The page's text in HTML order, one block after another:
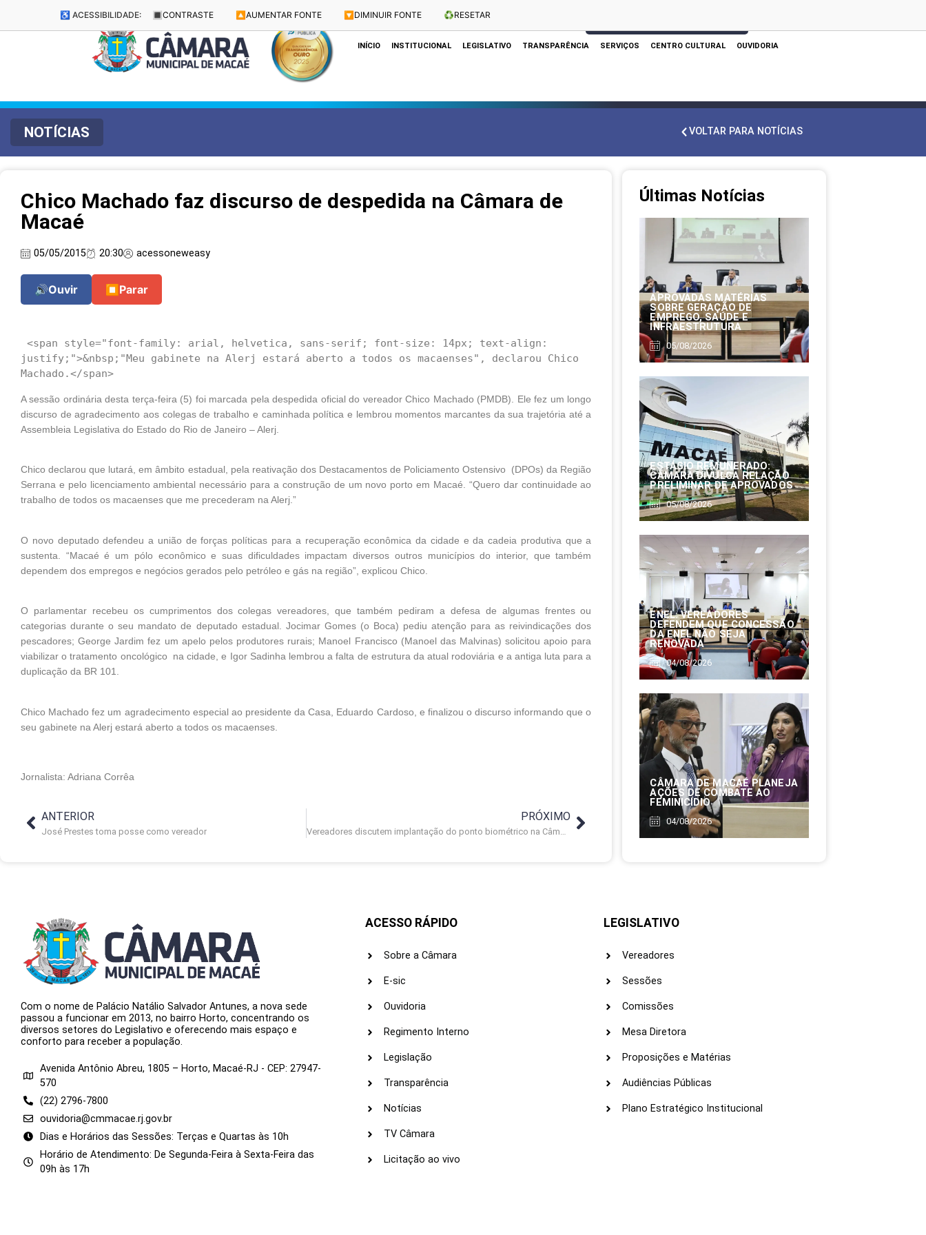
♿ ACESSIBILIDADE: 🔳 CONTRASTE 🔼 AUMENTAR FONTE 🔽 DIMINUIR FONTE ♻️RESETAR
Dias e Horários das Sessões: Terças e Quartas às 10h
INÍCIO INSTITUCIONAL LEGISLATIVO TRANSPARÊNCIA SERVIÇOS CENTRO CULTURAL OUVIDORIA
NOTÍCIAS VOLTAR PARA NOTÍCIAS
Chico Machado faz discurso de despedida na Câmara de
Macaé
05/05/2015 20:30 acessoneweasy
🔊Ouvir ⏹ Parar
justify;">&nbsp;"Meu gabinete na Alerj estará aberto a todos os macaenses", declarou Chico
A sessão ordinária desta terça-feira (5) foi marcada pela despedida oficial do vereador Chico Machado (PMDB). Ele fez um longo
discurso de agradecimento aos colegas de trabalho e caminhada política e lembrou momentos marcantes da sua trajetória até a
Assembleia Legislativa do Estado do Rio de Janeiro – Alerj.
Chico declarou que lutará, em âmbito estadual, pela reativação dos Destacamentos de Policiamento Ostensivo (DPOs) da Região
Serrana e pelo licenciamento ambiental necessário para a construção de um novo porto em Macaé. “Quero dar continuidade ao
trabalho de todos os macaenses que me precederam na Alerj.”
O novo deputado defendeu a união de forças políticas para a recuperação econômica da cidade e da cadeia produtiva que a
sustenta. “Macaé é um pólo econômico e suas dificuldades impactam diversos outros municípios do interior, que também
dependem dos empregos e negócios gerados pelo petróleo e gás na região”, explicou Chico.
O parlamentar recebeu os cumprimentos dos colegas vereadores, que também pediram a defesa de algumas frentes ou
categorias durante o seu mandato de deputado estadual. Jocimar Gomes (o Boca) pediu atenção para as reivindicações dos
pescadores; George Jardim fez um apelo pelos produtores rurais; Manoel Francisco (Manoel das Malvinas) solicitou apoio para
viabilizar o tratamento oncológico na cidade, e Igor Sadinha lembrou a falta de estrutura da atual rodoviária e a antiga luta para a
duplicação da BR 101.
Chico Machado fez um agradecimento especial ao presidente da Casa, Eduardo Cardoso, e finalizou o discurso informando que o
seu gabinete na Alerj estará aberto a todos os macaenses.
Jornalista: Adriana Corrêa
ANTERIOR
José Prestes toma posse como vereador
PRÓXIMO
Últimas Notícias
APROVADAS MATÉRIAS
SOBRE GERAÇÃO DE
EMPREGO, SAÚDE E
INFRAESTRUTURA
05/08/2026
ESTÁGIO REMUNERADO:
CÂMARA DIVULGA RELAÇÃO
PRELIMINAR DE APROVADOS
05/08/2026
ENEL: VEREADORES
DEFENDEM QUE CONCESSÃO
DA ENEL NÃO SEJA
RENOVADA
04/08/2026
CÂMARA DE MACAÉ PLANEJA
AÇÕES DE COMBATE AO
FEMINICÍDIO
04/08/2026
Com o nome de Palácio Natálio Salvador Antunes, a nova sede
passou a funcionar em 2013, no bairro Horto, concentrando os
diversos setores do Legislativo e oferecendo mais espaço e
conforto para receber a população.
Avenida Antônio Abreu, 1805 – Horto, Macaé-RJ - CEP: 27947-
570
(22) 2796-7800
ouvidoria@cmmacae.rj.gov.br
Dias e Horários das Sessões: Terças e Quartas às 10h
Horário de Atendimento: De Segunda-Feira à Sexta-Feira das
09h às 17h
ACESSO RÁPIDO
Sobre a Câmara
E-sic
Ouvidoria
Regimento Interno
Legislação
Transparência
Notícias
TV Câmara
Licitação ao vivo
LEGISLATIVO
Vereadores
Sessões
Comissões
Mesa Diretora
Proposições e Matérias
Audiências Públicas
Plano Estratégico Institucional